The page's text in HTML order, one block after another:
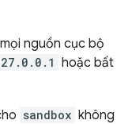
nguồn cục bộ
hoặc bất
sandbox không